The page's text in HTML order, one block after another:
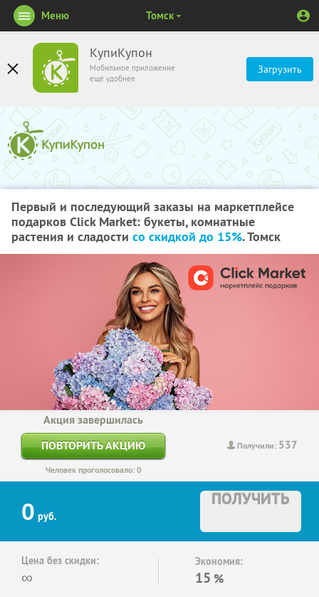
КупиКупон
Мобильное приложение
ещё удобнее
Загрузить
Меню Томск
Первый и последующий заказы на маркетплейсе
подарков Click Market: букеты, комнатные
растения и сладости со скидкой до 15%. Томск
Получили: 537
Акция завершилась
ПОВТОРИТЬ АКЦИЮ
Человек проголосовало: 0
0 руб.
ПОЛУЧИТЬ
Цена без скидки:
∞
Экономия:
15 %